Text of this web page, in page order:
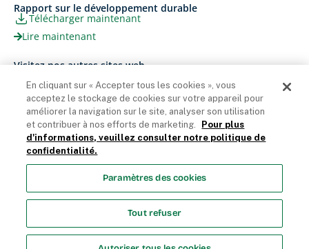
Rapport sur le développement durable
Télécharger maintenant
Lire maintenant
Visitez nos autres sites web
Carrières
Ariva
Papier Xerox® Canada
Xerox® Paper USA
Domtar Corporation 2025. Tous droits réservés.
Termes et Conditions
Politique de vie privée
Énoncé sur
Accès employés Liste des cookies
Paramètres des cookies
En cliquant sur « Accepter tous les cookies », vous
acceptez le stockage de cookies sur votre appareil pour
améliorer la navigation sur le site, analyser son utilisation
et contribuer à nos efforts de marketing.
Pour plus
d'informations, veuillez consulter notre politique de
confidentialité.
Paramètres des cookies
Tout refuser